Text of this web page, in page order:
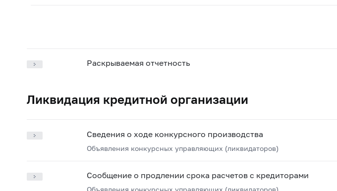
Раскрываемая отчетность
Ликвидация кредитной организации
Сведения о ходе конкурсного производства
Объявления конкурсных управляющих (ликвидаторов)
Сообщение о продлении срока расчетов с кредиторами
Объявления конкурсных управляющих (ликвидаторов)